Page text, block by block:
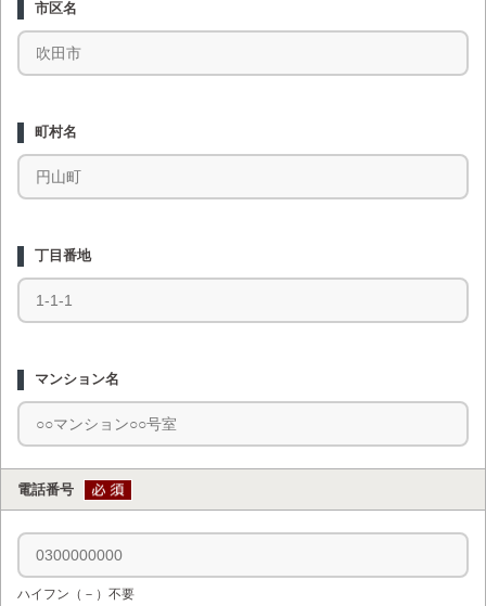
市区名
町村名
丁目番地
マンション名
電話番号
ハイフン（－）不要